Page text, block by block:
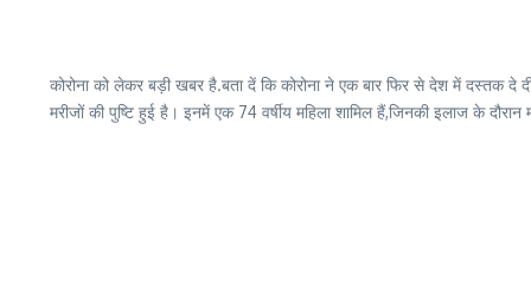
कोरोना को लेकर बड़ी खबर है.बता दें कि कोरोना ने एक बार फिर से देश में दस्तक दे
मरीजों की पुष्टि हुई है। इनमें एक 74 वर्षीय महिला शामिल हैं,जिनकी इलाज के